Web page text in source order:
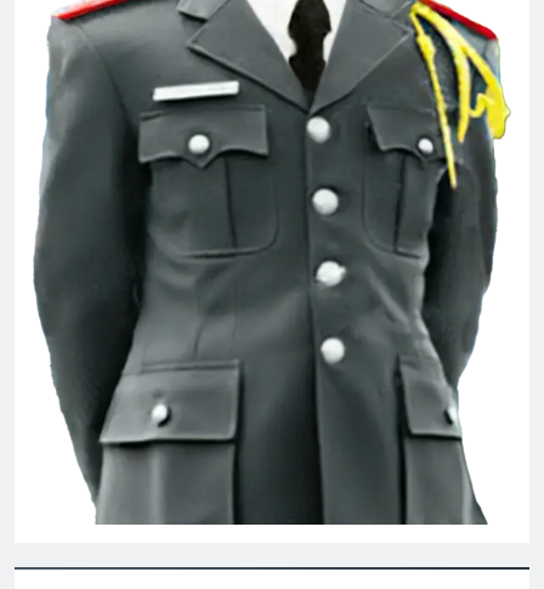
EM ĐÃ ĐẾN
3 Years Ago
BUỒN SẼ QUA, NÀO EM HÃY CƯỜI
TƯƠI!